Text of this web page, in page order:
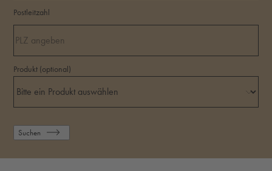
Postleitzahl
Produkt (optional)
Suchen